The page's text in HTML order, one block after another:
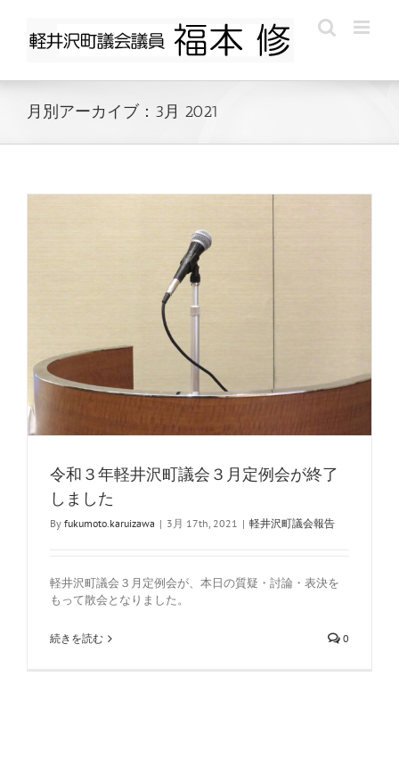
content
月別アーカイブ： 3月 2021
令和３年軽井沢町議会３月定例会が終了
しました
By fukumoto.karuizawa | 3月 17th, 2021 | 軽井沢町議会報告
軽井沢町議会３月定例会が、本日の質疑・討論・表決を
もって散会となりました。
続きを読む 0